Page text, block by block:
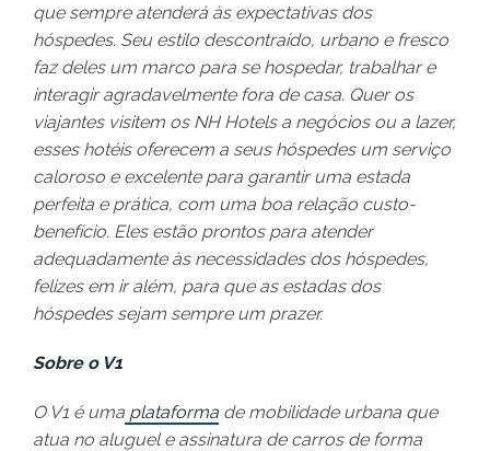
que sempre atenderá às expectativas dos
hóspedes. Seu estilo descontraído, urbano e fresco
faz deles um marco para se hospedar, trabalhar e
interagir agradavelmente fora de casa. Quer os
viajantes visitem os NH Hotels a negócios ou a lazer,
esses hotéis oferecem a seus hóspedes um serviço
caloroso e excelente para garantir uma estada
perfeita e prática, com uma boa relação custo-
benefício. Eles estão prontos para atender
adequadamente às necessidades dos hóspedes,
felizes em ir além, para que as estadas dos
hóspedes sejam sempre um prazer.
Sobre o V1
O V1 é uma plataforma de mobilidade urbana que
atua no aluguel e assinatura de carros de forma